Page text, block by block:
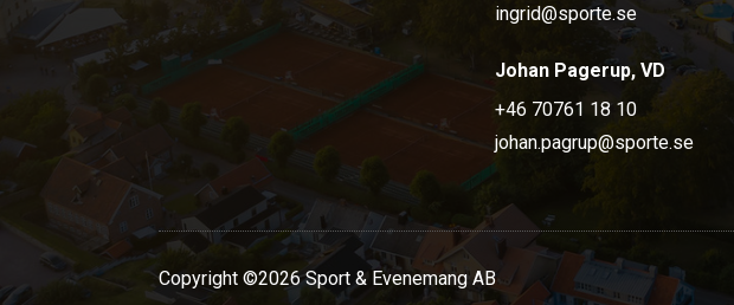
ingrid@sporte.se
Johan Pagerup, VD
+46 70761 18 10
johan.pagrup@sporte.se
Copyright ©2026 Sport & Evenemang AB